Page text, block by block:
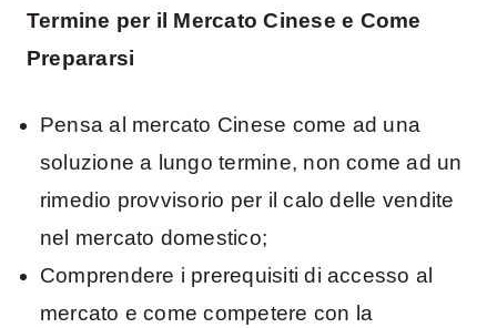
Termine per il MercatoCinese e Come
Prepararsi
Pensa al mercato Cinese come ad una
soluzione a lungo termine, non come ad un
rimedio provvisorio per il calo delle vendite
nel mercato domestico;
Comprendere i prerequisiti di accesso al
mercato e come competere con la